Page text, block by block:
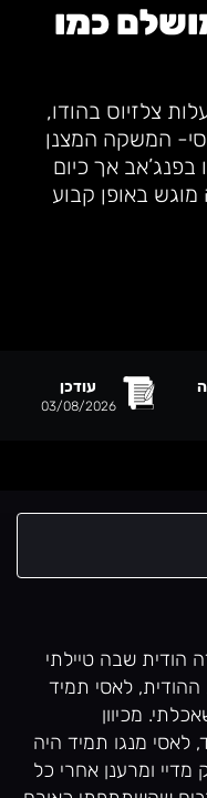
כמו
קיץ לוהט של מעל 38 מעלות צלזיוס בהודו,
המשקה המצנן
בפנג’אב אך כיום
באופן קבוע
עודכן
03/08/2026
הודית שבה טיילתי
לאסי תמיד
מכיוון
לאסי מנגו תמיד היה
ומרענן אחרי כל